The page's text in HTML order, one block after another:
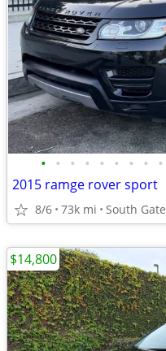
• • • • • • • • •
2015 ramge rover sport
8/6 73k mi South Gate
$14,800